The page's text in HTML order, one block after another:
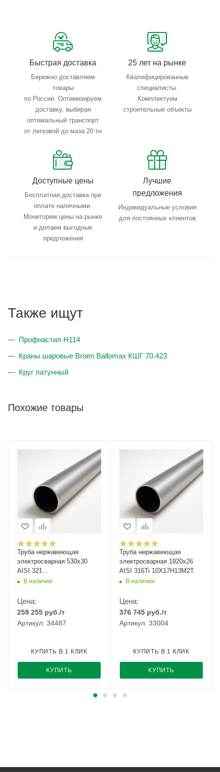
Тройной весовой контроль: въезд, погрузка, выезд
Быстрая доставка
Бережно доставляем
товары
по России. Оптимизируем
доставку, выбирая
оптимальный транспорт
от легковой до маза 20 тн
25 лет на рынке
Квалифицированные
специалисты.
Комплектуем
строительные объекты
Доступные цены
Бесплатная доставка при
оплате наличными.
Мониторим цены на рынке
и делаем выгодные
предложения
Лучшие
предложения
Индивидуальные условия
для постоянных клиентов
Также ищут
Профнастил Н114
Краны шаровые Broen Ballomax КШГ 70.423
Круг латунный
Похожие товары
Труба нержавеющая
электросварная 530х30
AISI 321
12Х18Н10Т/08Х18Н10Т
В наличии
Цена:
259 255 руб./т
Артикул: 34487
КУПИТЬ
КУПИТЬ В 1 КЛИК
Труба нержавеющая
электросварная 1920х26
AISI 316Ti 10Х17Н13М2Т
В наличии
Цена:
376 745 руб./т
Артикул: 33004
КУПИТЬ
КУПИТЬ В 1 КЛИК